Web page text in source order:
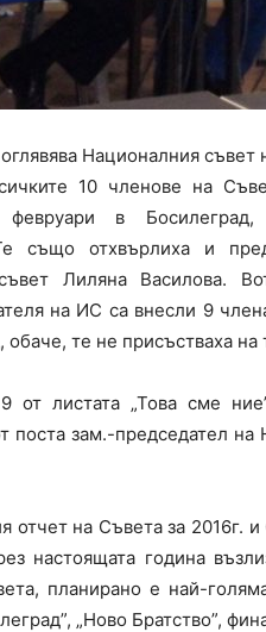
Националния съвет
10 членове на
в Босилеград,
също отхвърлиха и
Лиляна Василова.
на ИС са внесли 9
те не присъстваха на
от листата „Това сме
зам.-председател на
на Съвета за 2016г. и
настоящата година
планирано е най-
„Ново Братство”,